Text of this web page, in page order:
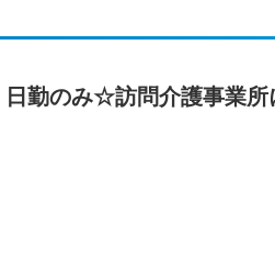
日勤のみ☆訪問介護事業